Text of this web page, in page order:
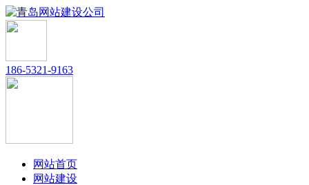
186-5321-9163
网站首页
网站建设